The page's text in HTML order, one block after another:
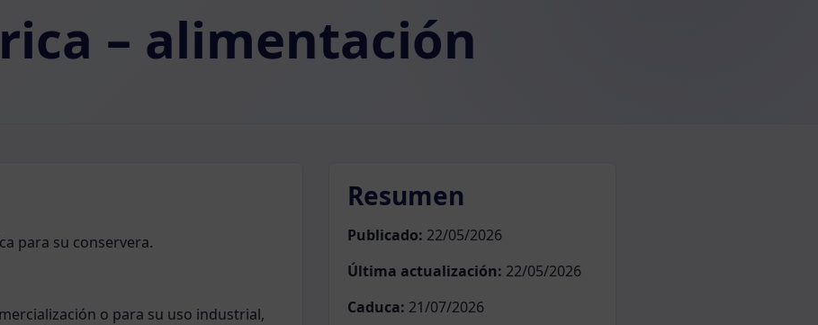
– alimentación
para su conservera.
o para su uso industrial,
Resumen
Publicado: 22/05/2026
Última actualización: 22/05/2026
Caduca: 21/07/2026